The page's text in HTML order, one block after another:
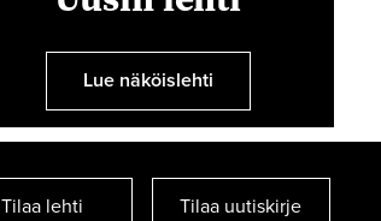
Lue näköislehti
Tilaa lehti Tilaa uutiskirje